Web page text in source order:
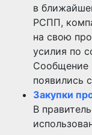
в
РСПП,
на свою
усилия по
Сообщение
появились
Закупки
В